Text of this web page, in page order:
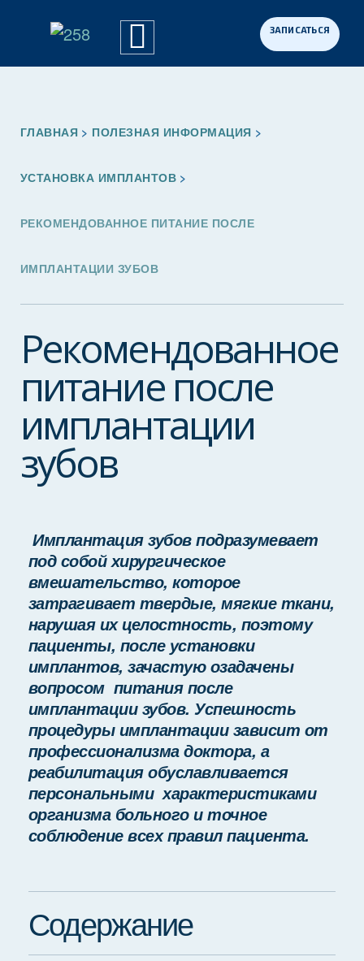
ГЛАВНАЯ ПОЛЕЗНАЯ ИНФОРМАЦИЯ
УСТАНОВКА ИМПЛАНТОВ
РЕКОМЕНДОВАННОЕ ПИТАНИЕ ПОСЛЕ
ИМПЛАНТАЦИИ ЗУБОВ
Рекомендованное
питание после
имплантации
зубов
Имплантация зубов подразумевает
под собой хирургическое
вмешательство, которое
затрагивает твердые, мягкие ткани,
нарушая их целостность, поэтому
пациенты, после установки
имплантов, зачастую озадачены
вопросом питания после
имплантации зубов. Успешность
процедуры имплантации зависит от
профессионализма доктора, а
реабилитация обуславливается
персональными характеристиками
организма больного и точное
соблюдение всех правил пациента.
Содержание